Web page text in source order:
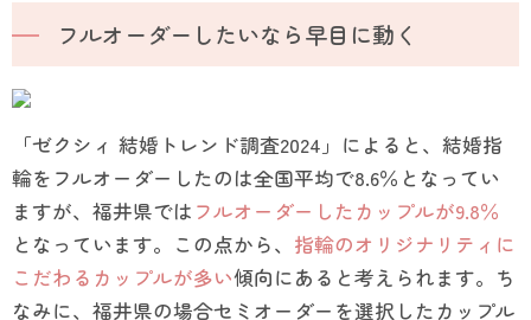
フルオーダーしたいなら早目に動く
「ゼクシィ 結婚トレンド調査2024」によると、結婚指
輪をフルオーダーしたのは全国平均で8.6％となってい
ますが、福井県では フルオーダーしたカップルが9.8％
となっています。この点から、 指輪のオリジナリティに
こだわるカップルが多い傾向にあると考えられます。ち
なみに、福井県の場合セミオーダーを選択したカップル